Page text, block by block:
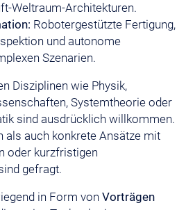
Weltraum-Architekturen.
Robotergestützte Fertigung,
und autonome
Szenarien.
Disziplinen wie Physik,
Systemtheorie oder
sind ausdrücklich willkommen.
als auch konkrete Ansätze mit
oder kurzfristigen
gefragt.
in Form von Vorträgen